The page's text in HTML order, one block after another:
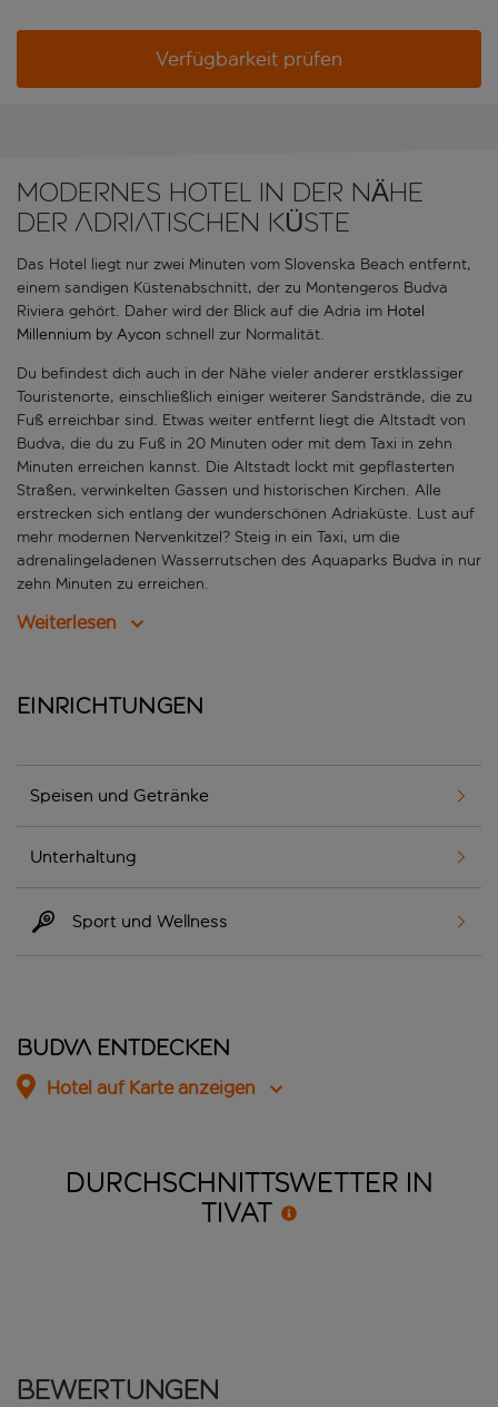
Verfügbarkeit prüfen
MODERNES HOTEL IN DER NÄHE
DER ADRIATISCHEN KÜSTE
Das Hotel liegt nur zwei Minuten vom Slovenska Beach entfernt,
einem sandigen Küstenabschnitt, der zu Montengeros Budva
Riviera gehört. Daher wird der Blick auf die Adria im Hotel
Millennium by Aycon schnell zur Normalität.
Du befindest dich auch in der Nähe vieler anderer erstklassiger
Touristenorte, einschließlich einiger weiterer Sandstrände, die zu
Fuß erreichbar sind. Etwas weiter entfernt liegt die Altstadt von
Budva, die du zu Fuß in 20 Minuten oder mit dem Taxi in zehn
Minuten erreichen kannst. Die Altstadt lockt mit gepflasterten
Straßen, verwinkelten Gassen und historischen Kirchen. Alle
erstrecken sich entlang der wunderschönen Adriaküste. Lust auf
mehr modernen Nervenkitzel? Steig in ein Taxi, um die
adrenalingeladenen Wasserrutschen des Aquaparks Budva in nur
zehn Minuten zu erreichen.
Weiterlesen
Einrichtungen
Speisen und Getränke
Unterhaltung
Sport und Wellness
Budva entdecken
Hotel auf Karte anzeigen
DURCHSCHNITTSWETTER IN
TIVAT
Bewertungen